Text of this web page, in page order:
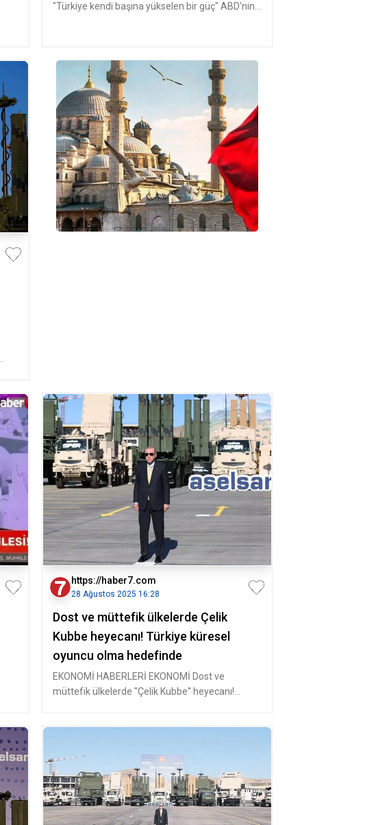
"Türkiye kendi başına yükselen bir güç" ABD'nin
https://haber7.com
28 Ağustos 2025 16:28
Dost ve müttefik ülkelerde Çelik
Kubbe heyecanı! Türkiye küresel
oyuncu olma hedefinde
EKONOMİ HABERLERİ EKONOMİ Dost ve
müttefik ülkelerde ''Çelik Kubbe'' heyecanı!